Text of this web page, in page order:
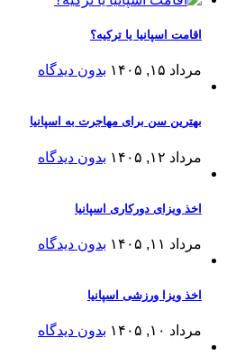
اقامت اسپانیا یا ترکیه؟
مرداد ۱۵, ۱۴۰۵ بدون دیدگاه
بهترین سن برای مهاجرت به اسپانیا
مرداد ۱۲, ۱۴۰۵ بدون دیدگاه
اخذ ویزای دورکاری اسپانیا
مرداد ۱۱, ۱۴۰۵ بدون دیدگاه
اخذ ویزا ورزشی اسپانیا
مرداد ۱۰, ۱۴۰۵ بدون دیدگاه